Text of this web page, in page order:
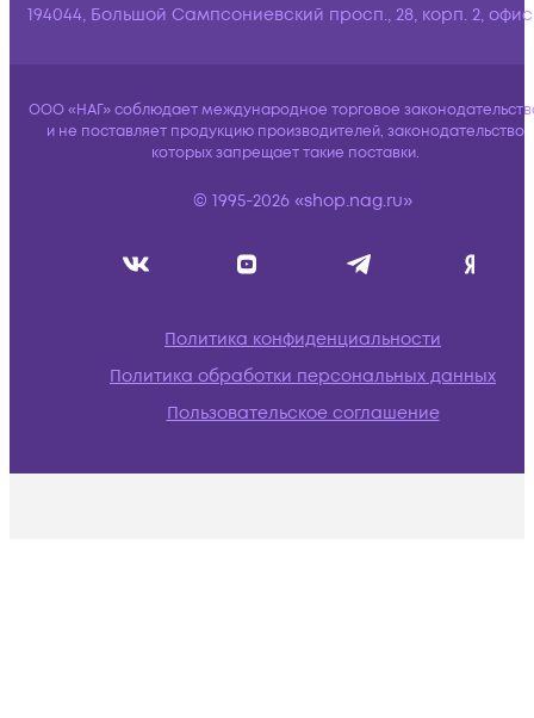
194044, Большой Сампсониевский просп., 28, корп. 2,
ООО «НАГ» соблюдает международное торговое
и не поставляет продукцию производителей, законодательство
которых запрещает такие поставки.
© 1995-2026 «shop.nag.ru»
Политика конфиденциальности
Политика обработки персональных данных
Пользовательское соглашение